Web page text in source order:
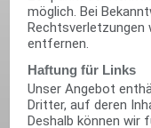
möglich. Bei
Rechtsverletzungen
entfernen.
Haftung für Links
Unser Angebot
Dritter, auf deren
Deshalb können wir